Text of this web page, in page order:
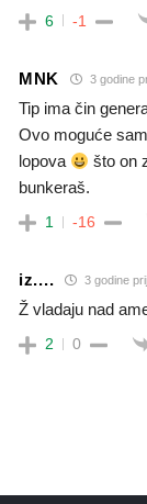
6 -1
MNK 3 godine
Tip ima čin
Ovo moguće
lopova
što on
bunkeraš.
1 -16
iz.... 3 godine
Ž vladaju nad
2 0